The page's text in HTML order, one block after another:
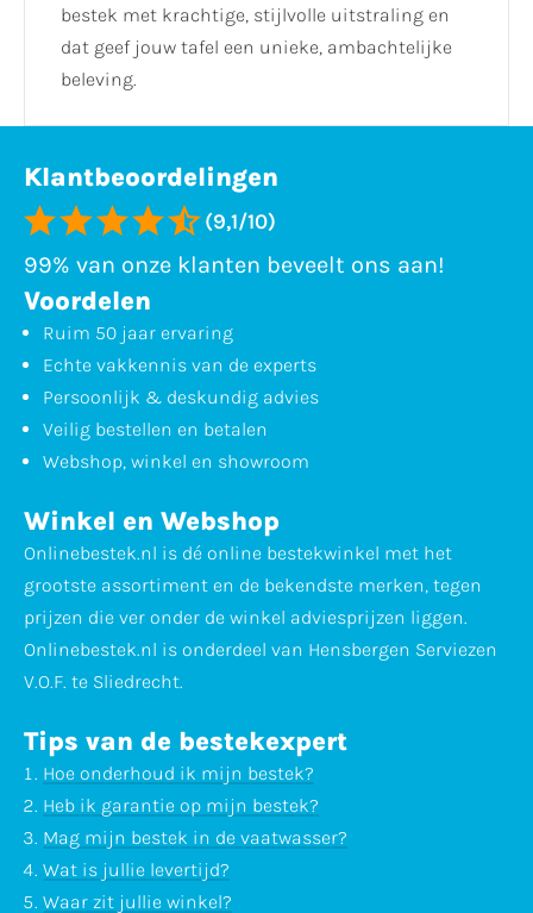
bestek met krachtige, stijlvolle uitstraling en
dat geef jouw tafel een unieke, ambachtelijke
beleving.
Klantbeoordelingen
(9,1/10)
99% van onze klanten beveelt ons aan!
Voordelen
Ruim 50 jaar ervaring
Echte vakkennis van de experts
Persoonlijk & deskundig advies
Veilig bestellen en betalen
Webshop, winkel en showroom
Winkel en Webshop
Onlinebestek.nl is dé online bestekwinkel met het
grootste assortiment en de bekendste merken, tegen
prijzen die ver onder de winkel adviesprijzen liggen.
Onlinebestek.nl is onderdeel van Hensbergen Serviezen
V.O.F. te Sliedrecht.
Tips van de bestekexpert
Hoe onderhoud ik mijn bestek?
Heb ik garantie op mijn bestek?
Mag mijn bestek in de vaatwasser?
Wat is jullie levertijd?
Waar zit jullie winkel?